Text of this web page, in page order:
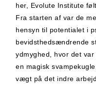
her, Evolute Institute
Fra starten af var de
hensyn til potentialet i
bevidsthedsændrende
ydmyghed, hvor det
en magisk
vægt på det indre